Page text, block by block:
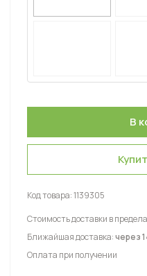
Код товара:1139305
Стоимость доставки в
Ближайшая доставка:через
Оплата при получении